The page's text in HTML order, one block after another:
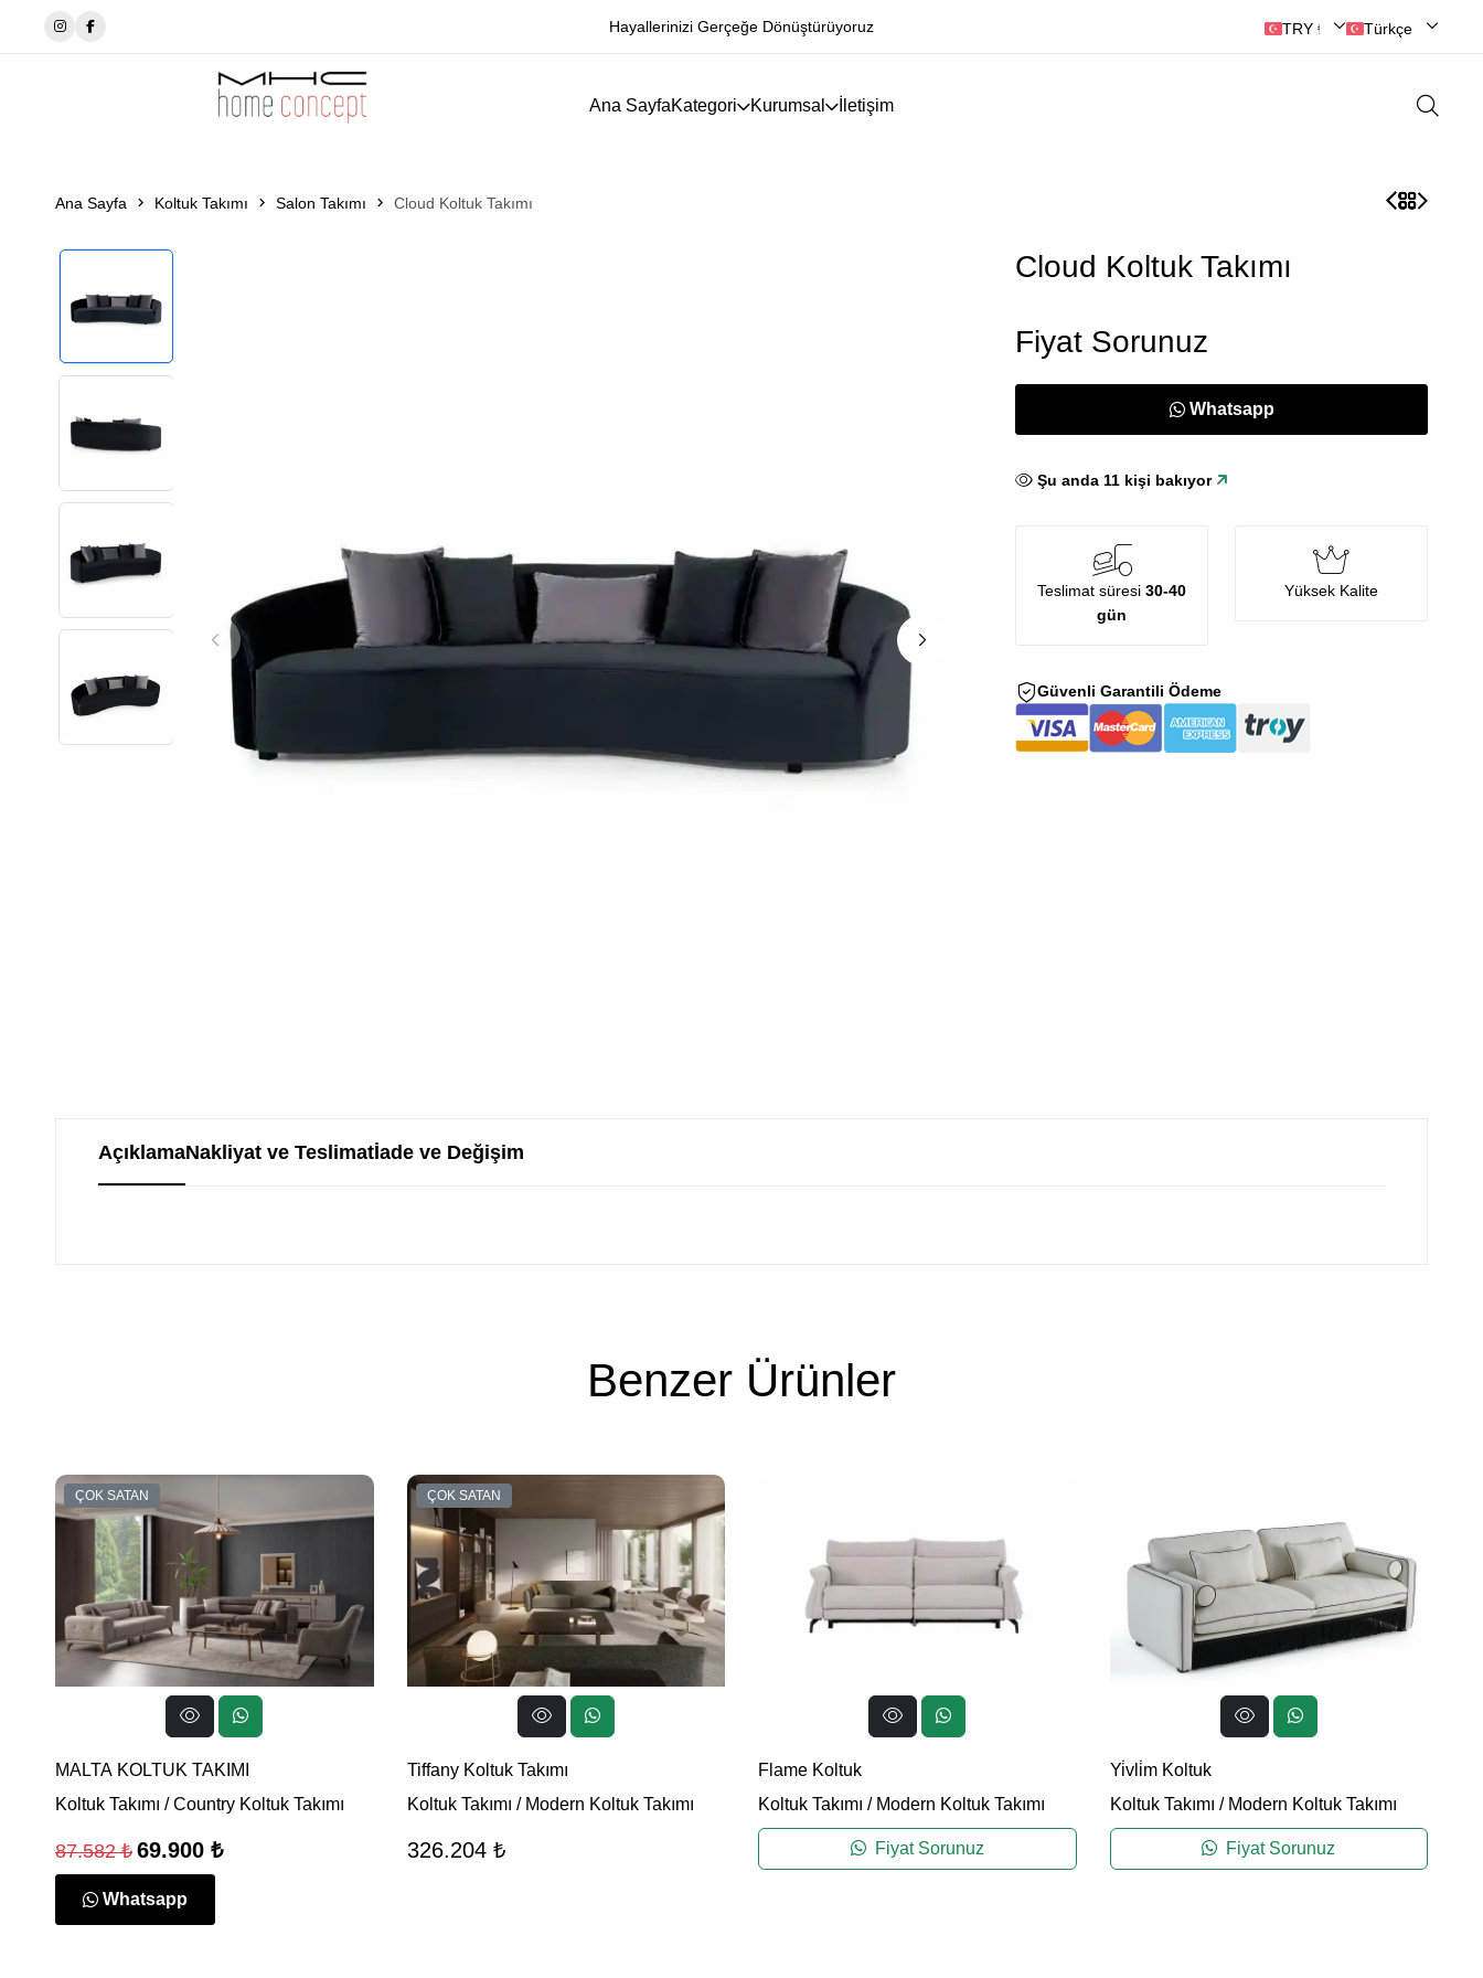
Hayallerinizi Gerçeğe Dönüştürüyoruz TRY ₺ | Türk Lirası
Türkçe
Ana SayfaKategori Kurumsal İletişim
Ana Sayfa Koltuk Takımı Salon Takımı Cloud Koltuk Takımı
Cloud Koltuk Takımı
Fiyat Sorunuz
Whatsapp
Şu anda 13 kişi bakıyor
Teslimat süresi30-40
gün
Yüksek Kalite
Güvenli Garantili Ödeme
AçıklamaNakliyat ve Teslimatİade ve Değişim
Benzer Ürünler
ÇOK SATAN
MALTA KOLTUK TAKIMI
Koltuk Takımı /Country Koltuk Takımı
87.582 ₺ 69.900 ₺
Whatsapp
ÇOK SATAN
Tiffany Koltuk Takımı
Koltuk Takımı / Modern Koltuk Takımı
326.204 ₺
Flame Koltuk
Koltuk Takımı / Modern Koltuk Takımı
Fiyat Sorunuz
Yi̇vli̇m Koltuk
Koltuk Takımı / Modern Koltuk Takımı
Fiyat Sorunuz